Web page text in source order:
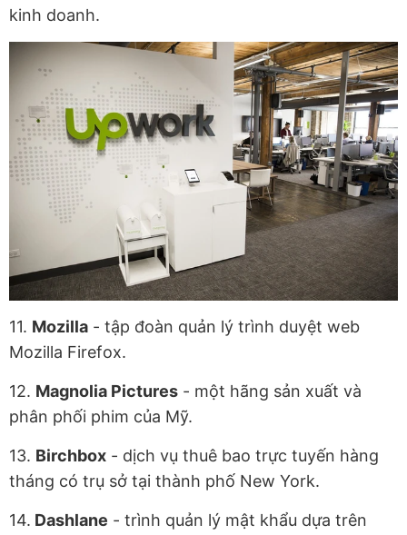
kinh doanh.
11. Mozilla - tập đoàn quản lý trình duyệt web
Mozilla Firefox.
12. Magnolia Pictures - một hãng sản xuất và
phân phối phim của Mỹ.
13. Birchbox - dịch vụ thuê bao trực tuyến hàng
tháng có trụ sở tại thành phố New York.
14. Dashlane - trình quản lý mật khẩu dựa trên